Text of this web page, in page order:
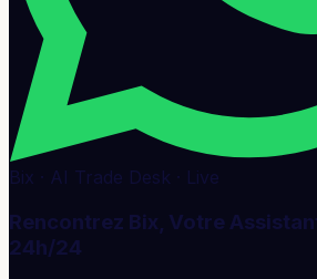
Bix · AI Trade Desk · Live
Rencontrez Bix, Votre
24h/24